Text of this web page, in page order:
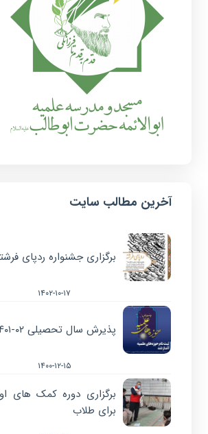
آخرین مطالب سایت
برگزاری جشنواره ردپای
۱۴۰۲-۱۰-۱۷
پذیرش سال تحصیلی ۰۲-۱۴۰۱
۱۴۰۰-۱۲-۱۵
برگزاری دوره کمک های
برای طلاب